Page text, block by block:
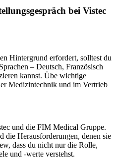
bei Vistec
Hintergrund erfordert, solltest du
– Deutsch, Französisch
kannst. Übe wichtige
Medizintechnik und im Vertrieb
und die FIM Medical Gruppe.
die Herausforderungen, denen sie
dass du nicht nur die Rolle,
und -werte verstehst.